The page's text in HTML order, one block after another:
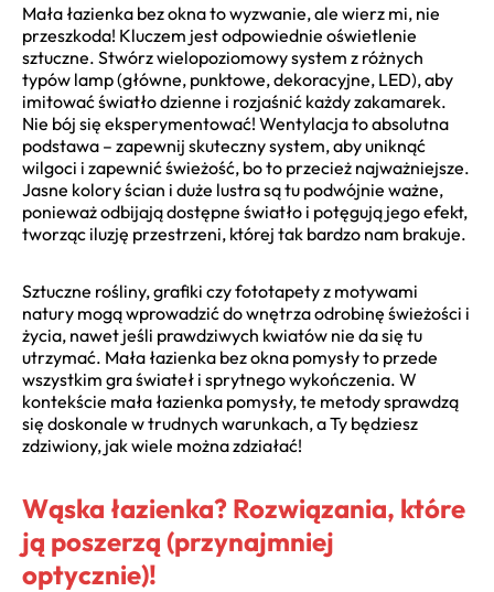
Mała łazienka bez okna to wyzwanie, ale wierz mi, nie
przeszkoda! Kluczem jest odpowiednie oświetlenie
sztuczne. Stwórz wielopoziomowy system z różnych
typów lamp (główne, punktowe, dekoracyjne, LED), aby
imitować światło dzienne i rozjaśnić każdy zakamarek.
Nie bój się eksperymentować! Wentylacja to absolutna
podstawa – zapewnij skuteczny system, aby uniknąć
wilgoci i zapewnić świeżość, bo to przecież najważniejsze.
Jasne kolory ścian i duże lustra są tu podwójnie ważne,
ponieważ odbijają dostępne światło i potęgują jego efekt,
tworząc iluzję przestrzeni, której tak bardzo nam brakuje.
Sztuczne rośliny, grafiki czy fototapety z motywami
natury mogą wprowadzić do wnętrza odrobinę świeżości i
życia, nawet jeśli prawdziwych kwiatów nie da się tu
utrzymać. Mała łazienka bez okna pomysły to przede
wszystkim gra świateł i sprytnego wykończenia. W
kontekście mała łazienka pomysły, te metody sprawdzą
się doskonale w trudnych warunkach, a Ty będziesz
zdziwiony, jak wiele można zdziałać!
Wąska łazienka? Rozwiązania, które
ją poszerzą (przynajmniej
optycznie)!